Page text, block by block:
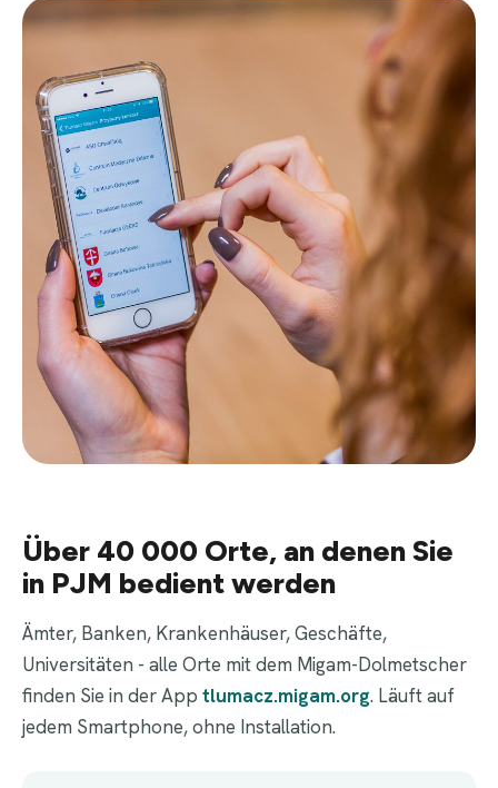
Über 40 000 Orte, an denen Sie
in PJM bedient werden
Ämter, Banken, Krankenhäuser, Geschäfte,
Universitäten - alle Orte mit dem Migam-Dolmetscher
finden Sie in der App tlumacz.migam.org. Läuft auf
jedem Smartphone, ohne Installation.